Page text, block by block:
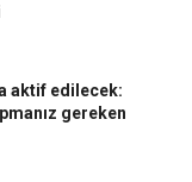
aktif edilecek:
gereken